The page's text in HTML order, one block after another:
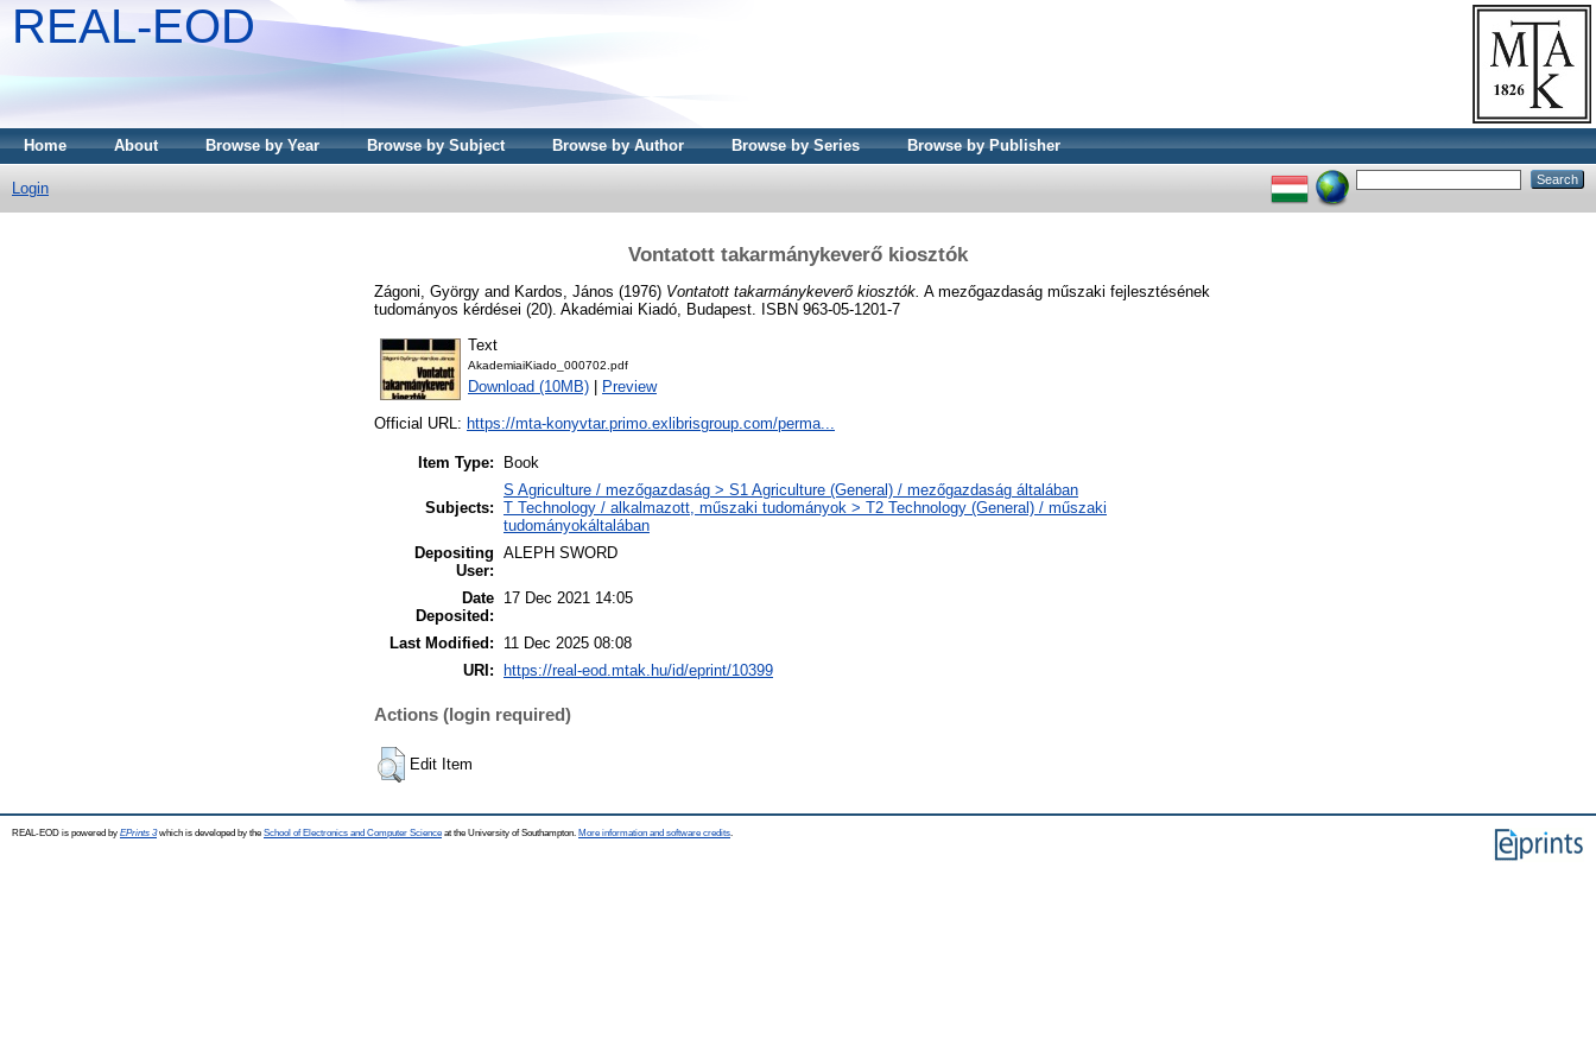
REAL-EOD
Home About Browse by Year Browse by Subject Browse by Author Browse by Series Browse by Publisher
Login
Vontatott takarmánykeverő kiosztók
Zágoni, György and Kardos, János (1976) Vontatott takarmánykeverő kiosztók. A mezőgazdaság műszaki fejlesztésének
tudományos kérdései (20). Akadémiai Kiadó, Budapest. ISBN 963-05-1201-7
Text
AkademiaiKiado_000702.pdf
Download (10MB) Preview
Official URL: https://mta-konyvtar.primo.exlibrisgroup.com/perma...
Item Type: Book
Subjects:
S Agriculture / mezőgazdaság > S1 Agriculture (General) / mezőgazdaság általában
T Technology / alkalmazott, műszaki tudományok > T2 Technology (General) / műszaki
tudományokáltalában
Depositing
User:
ALEPH SWORD
Date
Deposited:
17 Dec 2021 14:05
Last Modified:
11 Dec 2025 08:08
URI:
https://real-eod.mtak.hu/id/eprint/10399
Actions (login required)
Edit Item
REAL-EOD is powered by EPrints 3which is developed by the School of Electronics and Computer Science at the University of Southampton. More information and software credits